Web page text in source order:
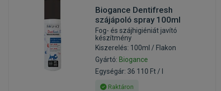
Biogance Dentifresh
szájápoló spray 100ml
Fog- és szájhigiéniát javító
készítmény
Kiszerelés: 100ml / Flakon
Gyártó: Biogance
Egységár: 36 110 Ft / l
Raktáron